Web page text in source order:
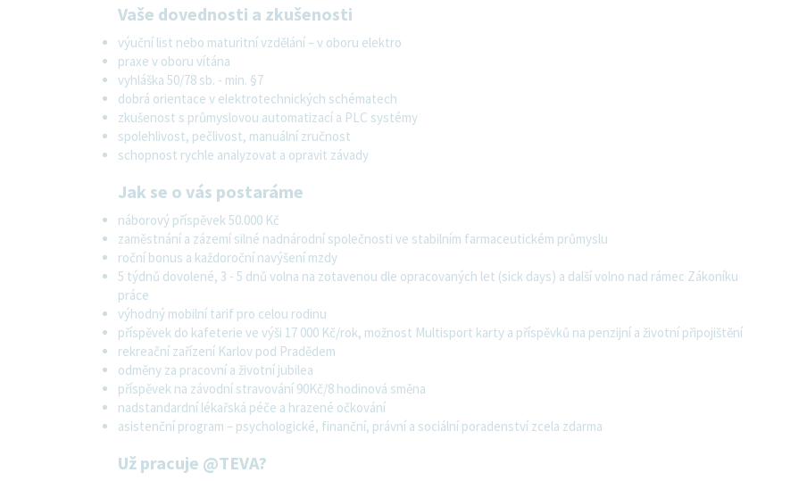
Vaše dovednosti a zkušenosti
výuční list nebo maturitní vzdělání – v oboru elektro
praxe v oboru vítána
vyhláška 50/78 sb. - min. §7
dobrá orientace v elektrotechnických schématech
zkušenost s průmyslovou automatizací a PLC systémy
spolehlivost, pečlivost, manuální zručnost
schopnost rychle analyzovat a opravit závady
Jak se o vás postaráme
náborový příspěvek 50.000 Kč
zaměstnání a zázemí silné nadnárodní společnosti ve stabilním farmaceutickém průmyslu
roční bonus a každoroční navýšení mzdy
5 týdnů dovolené, 3 - 5 dnů volna na zotavenou dle opracovaných let (sick days) a další volno nad rámec Zákoníku
práce
výhodný mobilní tarif pro celou rodinu
příspěvek do kafeterie ve výši 17 000 Kč/rok, možnost Multisport karty a příspěvků na penzijní a životní připojištění
rekreační zařízení Karlov pod Pradědem
odměny za pracovní a životní jubilea
příspěvek na závodní stravování 90Kč/8 hodinová směna
nadstandardní lékařská péče a hrazené očkování
asistenční program – psychologické, finanční, právní a sociální poradenství zcela zdarma
Už pracuje @TEVA?